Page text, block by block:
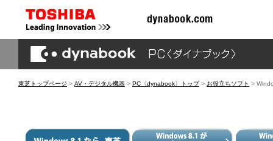
東芝トップページ > AV・デジタル機器 > PC〈dynabook〉トップ> お役立ちソフト >